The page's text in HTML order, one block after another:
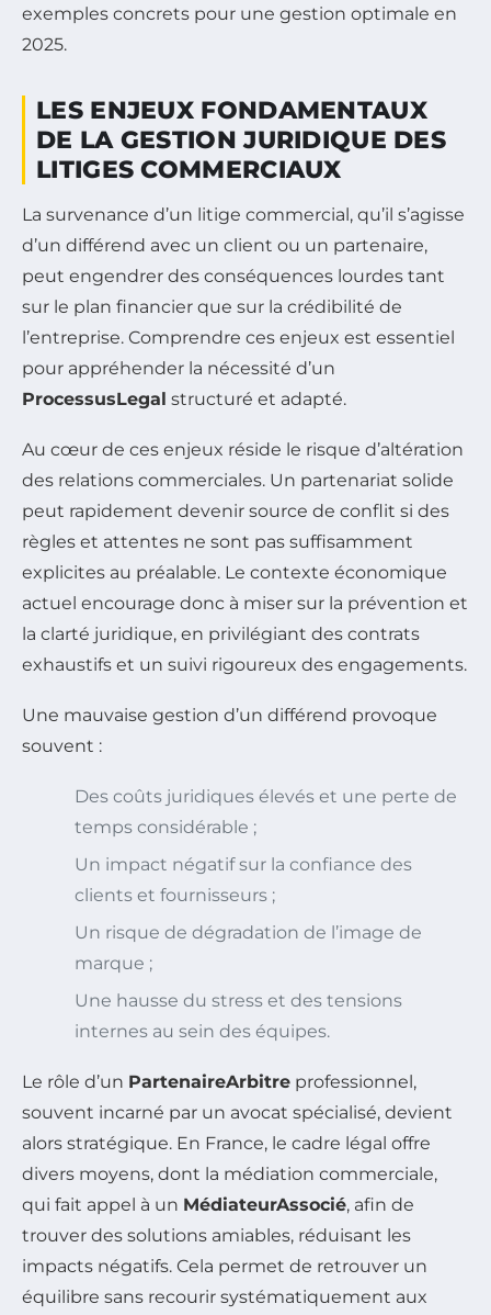
exemples concrets pour une gestion optimale en
2025.
LES ENJEUX FONDAMENTAUX
DE LA GESTION JURIDIQUE DES
LITIGES COMMERCIAUX
La survenance d’un litige commercial, qu’il s’agisse
d’un différend avec un client ou un partenaire,
peut engendrer des conséquences lourdes tant
sur le plan financier que sur la crédibilité de
l’entreprise. Comprendre ces enjeux est essentiel
pour appréhender la nécessité d’un
ProcessusLegal structuré et adapté.
Au cœur de ces enjeux réside le risque d’altération
des relations commerciales. Un partenariat solide
peut rapidement devenir source de conflit si des
règles et attentes ne sont pas suffisamment
explicites au préalable. Le contexte économique
actuel encourage donc à miser sur la prévention et
la clarté juridique, en privilégiant des contrats
exhaustifs et un suivi rigoureux des engagements.
Une mauvaise gestion d’un différend provoque
souvent :
Des coûts juridiques élevés et une perte de
temps considérable ;
Un impact négatif sur la confiance des
clients et fournisseurs ;
Un risque de dégradation de l’image de
marque ;
Une hausse du stress et des tensions
internes au sein des équipes.
Le rôle d’un PartenaireArbitre professionnel,
souvent incarné par un avocat spécialisé, devient
alors stratégique. En France, le cadre légal offre
divers moyens, dont la médiation commerciale,
qui fait appel à un MédiateurAssocié, afin de
trouver des solutions amiables, réduisant les
impacts négatifs. Cela permet de retrouver un
équilibre sans recourir systématiquement aux